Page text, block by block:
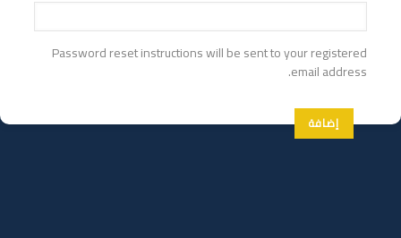
Password reset instructions will be sent to your registered
email address.